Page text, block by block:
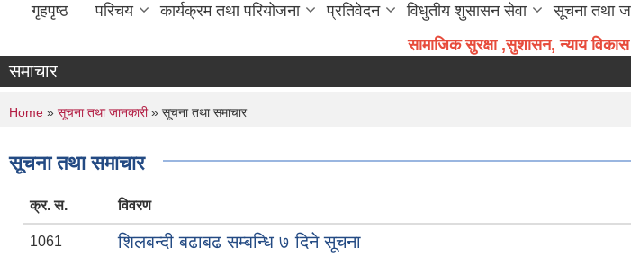
गृहपृष्ठ परिचय कार्यक्रम तथा परियोजना प्रतिवेदन विधुतीय शुसासन सेवा सूचना तथा
सामाजिक सुरक्षा ,सुशासन, न्याय
समाचार
You are here
Home » सूचना तथा जानकारी» सूचना तथा समाचार
सूचना तथा समाचार
क्र. स. विवरण
1061 शिलबन्दी बढाबढ सम्बन्धि ७ दिने सूचना